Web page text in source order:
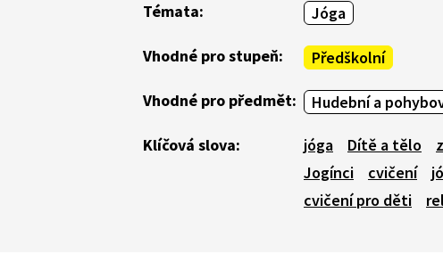
Témata: Jóga
Vhodné pro stupeň: Předškolní
Vhodné pro předmět: Hudební a
Klíčová slova: jóga Dítě a tělo
Jogínci
cvičení
cvičení pro děti